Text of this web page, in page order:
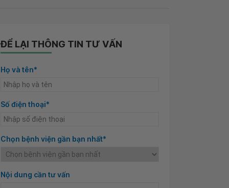
ĐỂ LẠI THÔNG TIN TƯ VẤN
Họ và tên*
Số điện thoại*
Chọn bệnh viện gần bạn nhất*
Nội dung cần tư vấn